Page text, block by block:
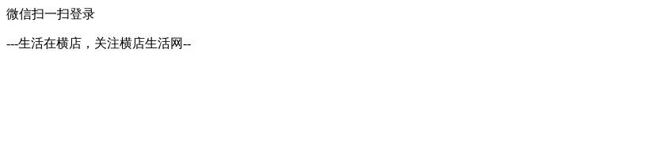
微信扫一扫登录
---生活在横店，关注横店生活网--